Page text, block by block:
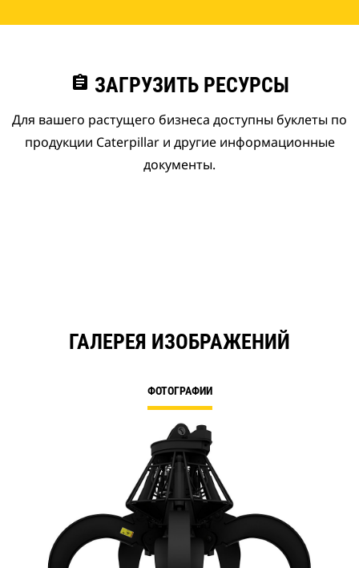
assignment ЗАГРУЗИТЬ РЕСУРСЫ
Для вашего растущего бизнеса доступны буклеты по
продукции Caterpillar и другие информационные
документы.
ГАЛЕРЕЯ ИЗОБРАЖЕНИЙ
ФОТОГРАФИИ